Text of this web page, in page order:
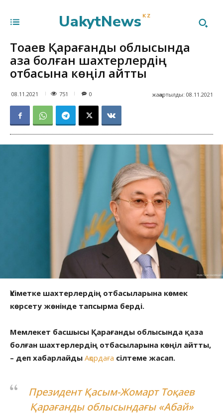
UakytNews KZ
Тоқаев Қарағанды облысында
қаза болған шахтерлердің
отбасына көңіл айтты
08.11.2021 751 жаңартылды: 08.11.2021
0
Үкіметке шахтерлердің отбасыларына көмек
көрсету жөнінде тапсырма берді.
Мемлекет басшысы Қарағанды облысында қаза
болған шахтерлердің отбасыларына көңіл айтты,
– деп хабарлайды Ақордаға сілтеме жасап.
Президент Қасым-Жомарт Тоқаев
Қарағанды облысындағы «Абай»